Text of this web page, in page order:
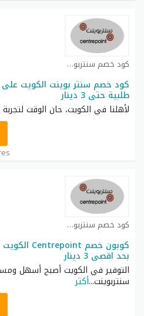
كود خصم سنتربوينت كوبون
طلبية حتى 3 دينار
لأهلنا في الكويت، حان الوقت
كود خصم سنتربوينت كوبون
بحد اقصى 3 دينار
التوفير في الكويت أصبح أسهل
سنتربوينت...أكثر